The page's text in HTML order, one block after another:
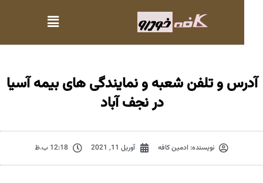
و تلفن شعبه و نمایندگی های بیمه آسیا
در نجف آباد
نویسنده:ادمین کافه آوریل 11, 2021 12:18 ب.ظ